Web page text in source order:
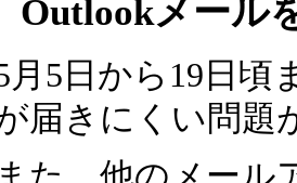
海道
Outlookメール
5月5日から19日頃